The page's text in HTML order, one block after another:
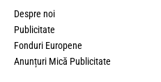
Despre noi
Publicitate
Fonduri Europene
Anunțuri Mică Publicitate